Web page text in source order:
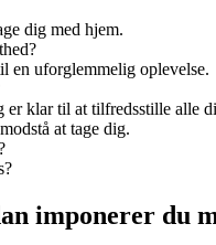
dig med hjem.
en uforglemmelig oplevelse.
klar til at tilfredsstille alle
at tage dig.
imponerer du